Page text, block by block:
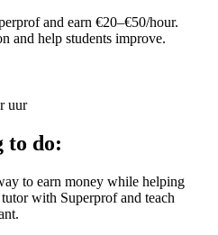
and earn €20–€50/hour.
and help students improve.
uur
to do:
to earn money while helping
with Superprof and teach